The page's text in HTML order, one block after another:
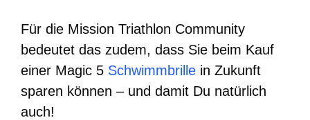
Für die Mission Triathlon Community
bedeutet das zudem, dass Sie beim Kauf
einer Magic 5 Schwimmbrille in Zukunft
sparen können – und damit Du natürlich
auch!